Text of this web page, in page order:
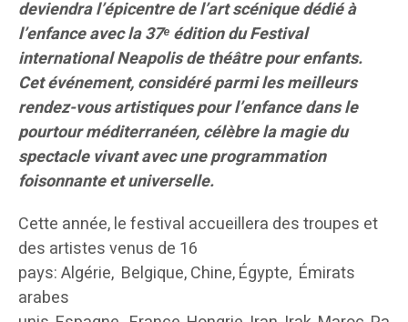
deviendra l’épicentre de l’art scénique dédié à
l’enfance avec la 37ᵉ édition du Festival
international Neapolis de théâtre pour enfants.
Cet événement, considéré parmi les meilleurs
rendez-vous artistiques pour l’enfance dans le
pourtour méditerranéen, célèbre la magie du
spectacle vivant avec une programmation
foisonnante et universelle.
Cette année, le festival accueillera des troupes et
des artistes venus de 16
pays: Algérie, Belgique, Chine, Égypte, Émirats
arabes